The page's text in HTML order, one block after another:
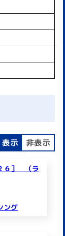
表示 非表示
６］ （ラ
ング